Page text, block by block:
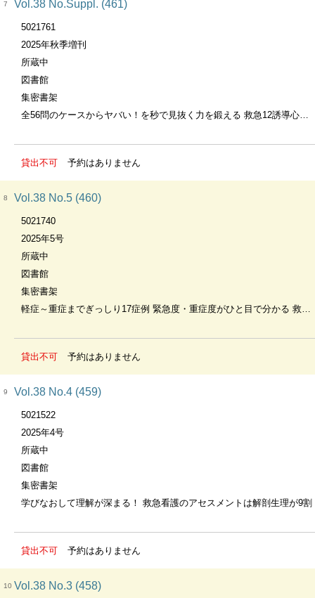
7 Vol.38 No.Suppl. (461)
5021761
2025年秋季増刊
所蔵中
図書館
集密書架
全56問のケースからヤバい！を秒で見抜く力を鍛える 救急12誘導心電図ドリル
貸出不可 予約はありません
8 Vol.38 No.5 (460)
5021740
2025年5号
所蔵中
図書館
集密書架
軽症～重症までぎっしり17症例 緊急度・重症度がひと目で分かる 救急で知っておくべき外傷まるごとファイル
貸出不可 予約はありません
9 Vol.38 No.4 (459)
5021522
2025年4号
所蔵中
図書館
集密書架
学びなおして理解が深まる！ 救急看護のアセスメントは解剖生理が9割
貸出不可 予約はありません
10 Vol.38 No.3 (458)